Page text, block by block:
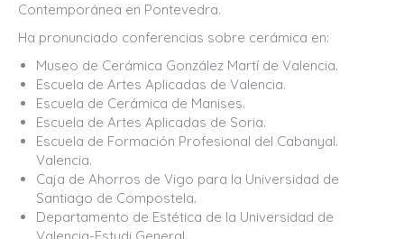
Contemporánea en Pontevedra.
Ha pronunciado conferencias sobre cerámica en:
Museo de Cerámica González Martí de Valencia.
Escuela de Artes Aplicadas de Valencia.
Escuela de Cerámica de Manises.
Escuela de Artes Aplicadas de Soria.
Escuela de Formación Profesional del Cabanyal.
Valencia.
Caja de Ahorros de Vigo para la Universidad de
Santiago de Compostela.
Departamento de Estética de la Universidad de